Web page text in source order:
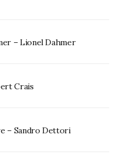
– Lionel Dahmer
Crais
– Sandro Dettori